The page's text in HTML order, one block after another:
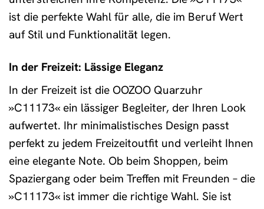
ist die perfekte Wahl für alle, die im Beruf Wert
auf Stil und Funktionalität legen.
In der Freizeit: Lässige Eleganz
In der Freizeit ist die OOZOO Quarzuhr
»C11173« ein lässiger Begleiter, der Ihren Look
aufwertet. Ihr minimalistisches Design passt
perfekt zu jedem Freizeitoutfit und verleiht Ihnen
eine elegante Note. Ob beim Shoppen, beim
Spaziergang oder beim Treffen mit Freunden – die
»C11173« ist immer die richtige Wahl. Sie ist